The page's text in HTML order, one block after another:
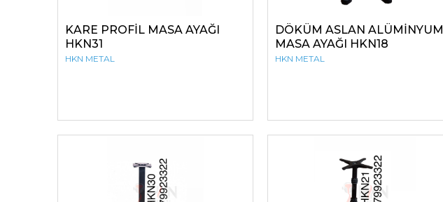
KARE PROFİL MASA AYAĞI
HKN31
HKN METAL
DÖKÜM ASLAN ALÜMİNYUM
MASA AYAĞI HKN18
HKN METAL